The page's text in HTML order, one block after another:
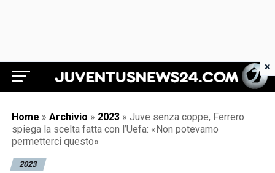
Juventus News 24
Home » Archivio » 2023 » Juve senza coppe, Ferrero
spiega la scelta fatta con l’Uefa: «Non potevamo
permetterci questo»
2023
×